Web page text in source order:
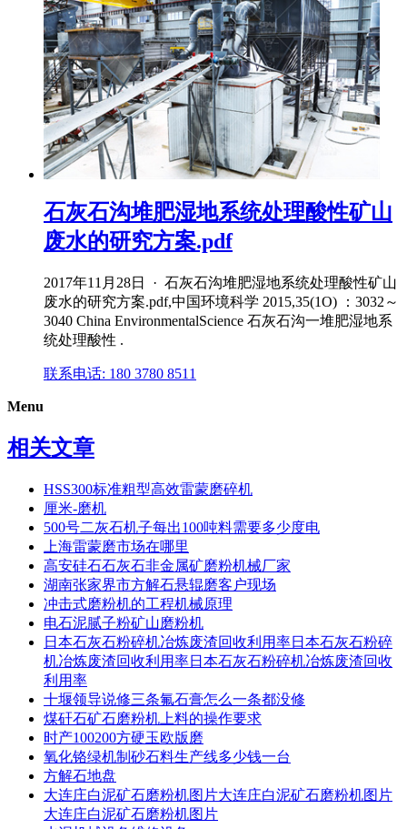
石灰石沟堆肥湿地系统处理酸性矿山
废水的研究方案.pdf
2017年11月28日 · 石灰石沟堆肥湿地系统处理酸性矿山
废水的研究方案.pdf,中国环境科学 2015,35(1O) ：3032～
3040 China EnvironmentalScience 石灰石沟一堆肥湿地系
统处理酸性 .
联系电话: 180 3780 8511
Menu
相关文章
HSS300标准粗型高效雷蒙磨碎机
厘米-磨机
500号二灰石机子每出100吨料需要多少度电
上海雷蒙磨市场在哪里
高安硅石石灰石非金属矿磨粉机械厂家
湖南张家界市方解石悬辊磨客户现场
冲击式磨粉机的工程机械原理
电石泥腻子粉矿山磨粉机
日本石灰石粉碎机冶炼废渣回收利用率日本石灰石粉碎
机冶炼废渣回收利用率日本石灰石粉碎机冶炼废渣回收
利用率
十堰领导说修三条氟石膏怎么一条都没修
煤矸石矿石磨粉机上料的操作要求
时产100200方硬玉欧版磨
氧化铬绿机制砂石料生产线多少钱一台
方解石地盘
大连庄白泥矿石磨粉机图片大连庄白泥矿石磨粉机图片
大连庄白泥矿石磨粉机图片